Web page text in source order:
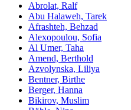
Abrolat, Ralf
Abu Halaweh, Tarek
Afrashteh, Behzad
Alexopoulou, Sofia
Al Umer, Taha
Amend, Berthold
Azvolynska, Liliya
Bentner, Birthe
Berger, Hanna
Bikirov, Muslim